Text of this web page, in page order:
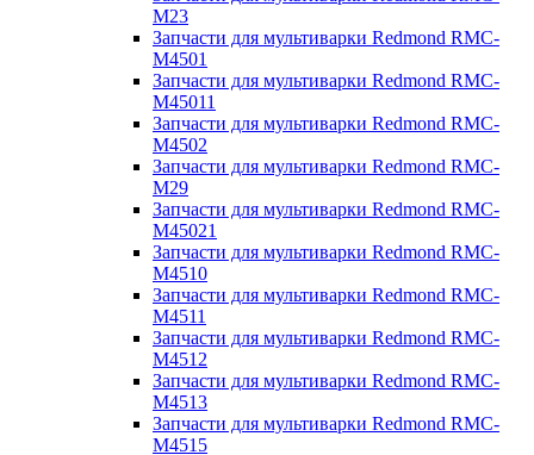
M23
Запчасти для мультиварки Redmond RMC-
M4501
Запчасти для мультиварки Redmond RMC-
M45011
Запчасти для мультиварки Redmond RMC-
M4502
Запчасти для мультиварки Redmond RMC-
M29
Запчасти для мультиварки Redmond RMC-
M45021
Запчасти для мультиварки Redmond RMC-
M4510
Запчасти для мультиварки Redmond RMC-
M4511
Запчасти для мультиварки Redmond RMC-
M4512
Запчасти для мультиварки Redmond RMC-
M4513
Запчасти для мультиварки Redmond RMC-
M4515